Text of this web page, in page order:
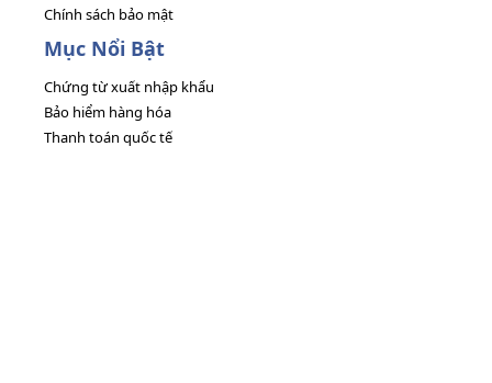
Chính sách bảo mật
Mục Nổi Bật
Chứng từ xuất nhập khẩu
Bảo hiểm hàng hóa
Thanh toán quốc tế